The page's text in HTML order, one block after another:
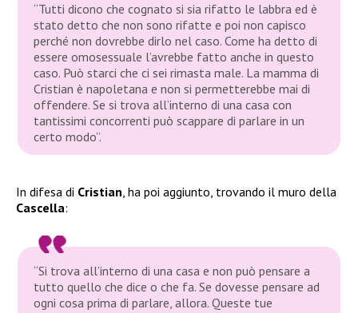
“Tutti dicono che cognato si sia rifatto le labbra ed è
stato detto che non sono rifatte e poi non capisco
perché non dovrebbe dirlo nel caso. Come ha detto di
essere omosessuale l’avrebbe fatto anche in questo
caso. Può starci che ci sei rimasta male. La mamma di
Cristian è napoletana e non si permetterebbe mai di
offendere. Se si trova all’interno di una casa con
tantissimi concorrenti può scappare di parlare in un
certo modo”.
In difesa di Cristian, ha poi aggiunto, trovando il muro della
Cascella:
“Si trova all’interno di una casa e non può pensare a
tutto quello che dice o che fa. Se dovesse pensare ad
ogni cosa prima di parlare, allora. Queste tue